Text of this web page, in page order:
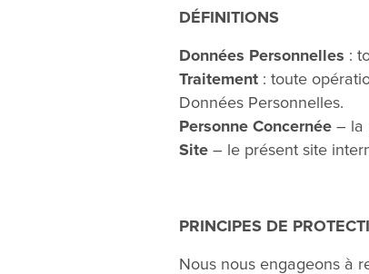
DÉFINITIONS
Données Personnelles :
Traitement : toute
Données Personnelles.
Personne Concernée – la
Site – le présent site
PRINCIPES DE
Nous nous engageons à